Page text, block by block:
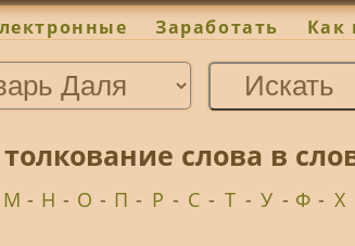
Заработать Как
слова в
М - Н - О - П - Р - С - Т - У - Ф - Х